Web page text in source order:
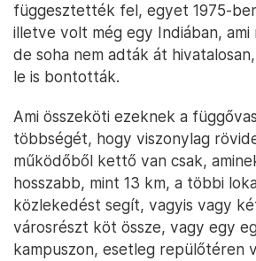
függesztették fel, egyet 1975-
illetve volt még egy Indiában, ami
de soha nem adták át
le is bontották.
Ami összeköti ezeknek a
többségét, hogy viszonylag
működőből kettő van csak,
hosszabb, mint 13 km, a többi
közlekedést segít, vagyis vagy
városrészt köt össze, vagy egy
kampuszon, esetleg repülőtéren